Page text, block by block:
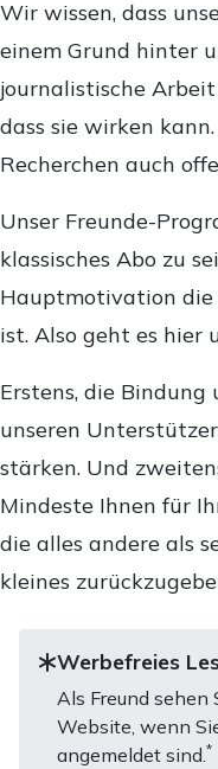
Wir wissen, dass
einem Grund hinter
journalistische
dass sie wirken
Recherchen auch
Unser Freunde-
klassisches Abo zu
Hauptmotivation
ist. Also geht es hier
Erstens, die
unseren
stärken. Und
Mindeste Ihnen für
die alles andere als
kleines
Werbefreies
Als Freund sehen
Website, wenn
angemeldet sind.*